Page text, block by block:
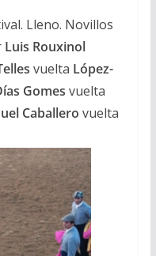
Lleno. Novillos
Luis Rouxinol
vuelta López-
Gomes vuelta
Caballero vuelta